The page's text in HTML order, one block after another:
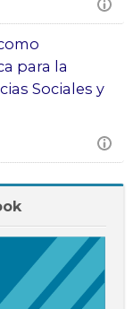
para la
Sociales y